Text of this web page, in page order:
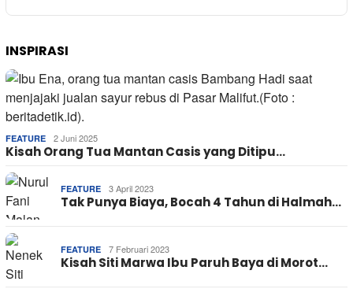
INSPIRASI
FEATURE 2 Juni 2025
Kisah Orang Tua Mantan Casis yang Ditipu…
FEATURE 3 April 2023
Tak Punya Biaya, Bocah 4 Tahun di Halmah…
FEATURE 7 Februari 2023
Kisah Siti Marwa Ibu Paruh Baya di Morot…